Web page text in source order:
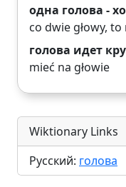
одна голова -
co dwie głowy,
голова идет
mieć na głowie
Wiktionary Links
Русский: голова